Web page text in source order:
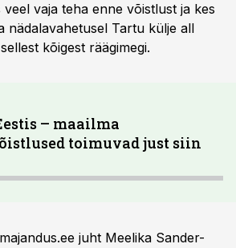
vaja teha enne võistlust ja kes
nädalavahetusel Tartu külje all
kõigest räägimegi.
– maailma
toimuvad just siin
juht Meelika Sander-